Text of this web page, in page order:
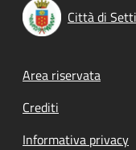
Città di
Footer
Area riservata
Crediti
Informativa privacy